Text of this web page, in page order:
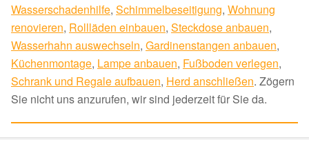
Wasserschadenhilfe, Schimmelbeseitigung, Wohnung
renovieren, Rollläden einbauen, Steckdose anbauen,
Wasserhahn auswechseln, Gardinenstangen anbauen,
Küchenmontage, Lampe anbauen, Fußboden verlegen,
Schrank und Regale aufbauen, Herd anschließen. Zögern
Sie nicht uns anzurufen, wir sind jederzeit für Sie da.